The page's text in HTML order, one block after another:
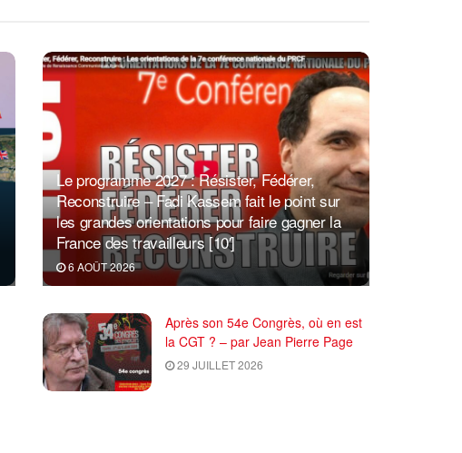
Le programme 2027 : Résister, Fédérer,
Reconstruire – Fadi Kassem fait le point sur
les grandes orientations pour faire gagner la
France des travailleurs [10′]
6 AOÛT 2026
Après son 54e Congrès, où en est
la CGT ? – par Jean Pierre Page
29 JUILLET 2026